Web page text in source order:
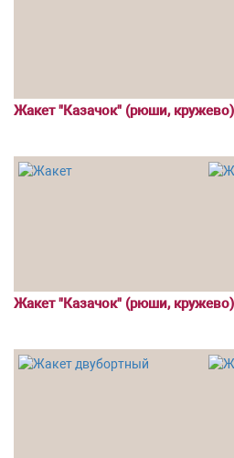
Жакет "Казачок" (рюши,
Жакет "Казачок" (рюши,